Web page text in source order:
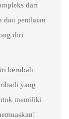
dari
dan penilaian
diri
berubah
yang
memiliki